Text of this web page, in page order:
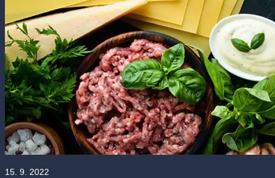
15. 9. 2022